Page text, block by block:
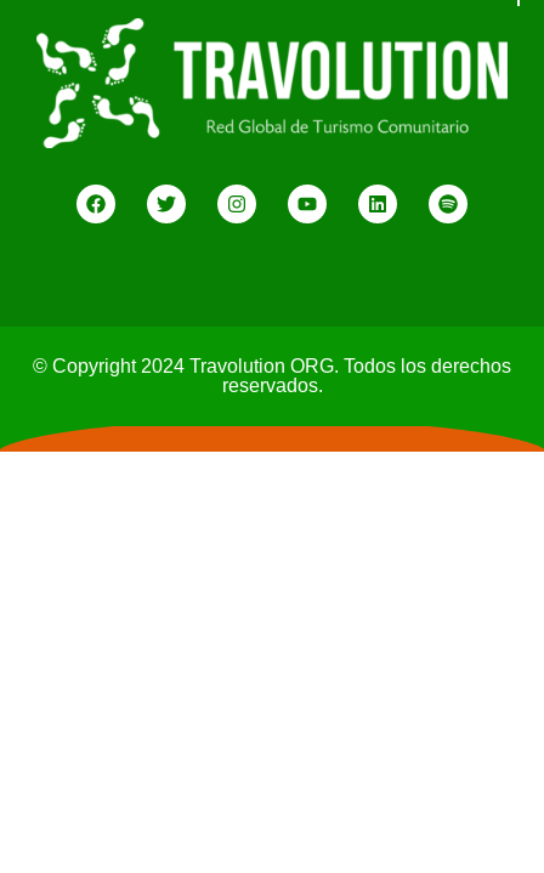
© Copyright 2024 Travolution ORG. Todos los derechos
reservados.